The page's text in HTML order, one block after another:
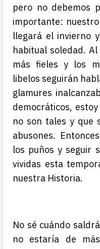
pero no debemos
importante:
llegará el invierno
habitual soledad.
más fieles y los
libelos seguirán
glamures
democráticos,
no son tales y que
abusones.
los puños y seguir
vividas esta
nuestra Historia.
No sé cuándo
no estaría de